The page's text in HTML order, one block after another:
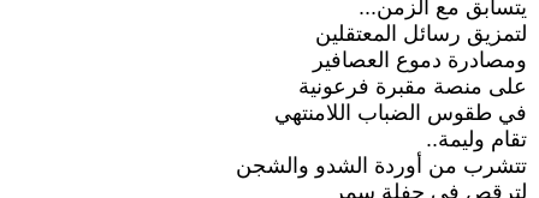
يتسابق مع الزمن...
لتمزيق رسائل المعتقلين
ومصادرة دموع العصافير
على منصة مقبرة فرعونية
في طقوس الضباب اللامنتهي
تقام وليمة..
تتشرب من أوردة الشدو والشجن
لترقص في حفلة سمر